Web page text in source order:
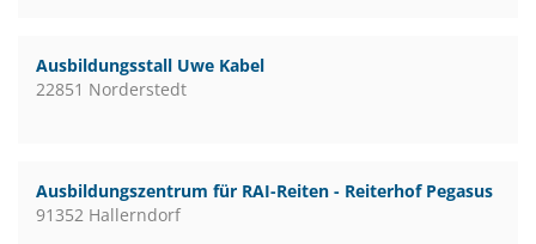
Ausbildungsstall Uwe Kabel
22851 Norderstedt
Ausbildungszentrum für RAI-Reiten - Reiterhof Pegasus
91352 Hallerndorf